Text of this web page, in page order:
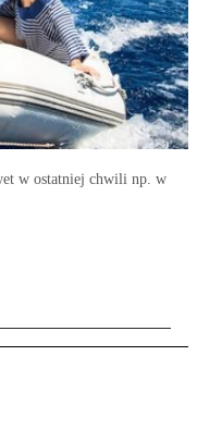
w ostatniej chwili np. w